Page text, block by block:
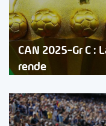
CAN 2025-Gr C :
rende